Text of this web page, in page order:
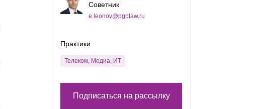
Советник
e.leonov@pgplaw.ru
Практики
Телеком, Медиа, ИТ
Подписаться на рассылку